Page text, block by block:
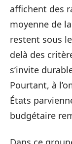
affichent des
moyenne de
restent sous
delà des
s’invite
Pourtant, à
États
budgétaire